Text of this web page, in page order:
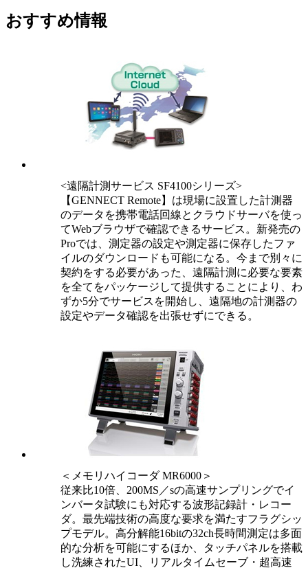
おすすめ情報
<遠隔計測サービス SF4100シリーズ>
【GENNECT Remote】は現場に設置した計測器
のデータを携帯電話回線とクラウドサーバを使っ
てWebブラウザで確認できるサービス。新発売の
Proでは、測定器の設定や測定器に保存したファ
イルのダウンロードも可能になる。今まで別々に
契約をする必要があった、遠隔計測に必要な要素
を全てをパッケージして提供することにより、わ
ずか5分でサービスを開始し、遠隔地の計測器の
設定やデータ確認を出張せずにできる。
＜メモリハイコーダ MR6000＞
従来比10倍、200MS／sの高速サンプリングでイ
ンバータ試験にも対応する波形記録計・レコー
ダ。最先端技術の高度な要求を満たすフラグシッ
プモデル。高分解能16bitの32ch長時間測定は多面
的な分析を可能にするほか、タッチパネルを搭載
し洗練されたUI、リアルタイムセーブ・超高速